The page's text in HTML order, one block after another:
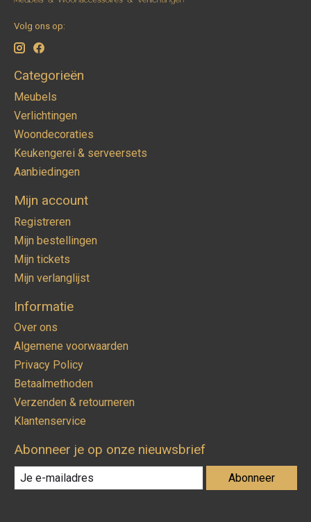
Volg ons op:
Categorieën
Meubels
Verlichtingen
Woondecoraties
Keukengerei & serveersets
Aanbiedingen
Mijn account
Registreren
Mijn bestellingen
Mijn tickets
Mijn verlanglijst
Informatie
Over ons
Algemene voorwaarden
Privacy Policy
Betaalmethoden
Verzenden & retourneren
Klantenservice
Abonneer je op onze nieuwsbrief
Abonneer